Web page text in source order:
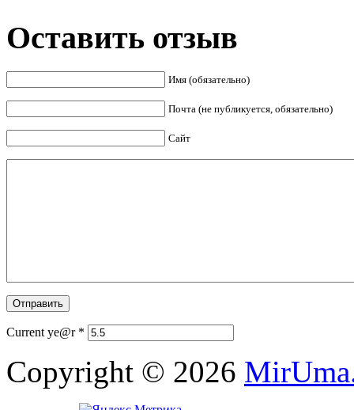
Оставить отзыв
Имя (обязательно)
Почта (не публикуется, обязательно)
Сайт
Current ye@r *
Copyright © 2026